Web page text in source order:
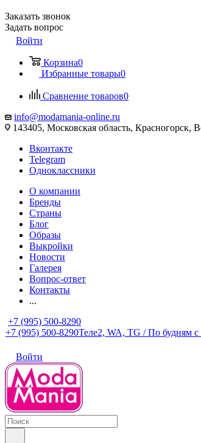
Заказать звонок
Задать вопрос
Войти
Корзина0
Избранные товары0
Сравнение товаров0
info@modamania-online.ru
143405, Московская область, Красногорск,
Вконтакте
Telegram
Одноклассники
О компании
Бренды
Страны
Блог
Образы
Выкройки
Новости
Галерея
Вопрос-ответ
Контакты
...
+7 (995) 500-8290
+7 (995) 500-8290Теле2, WA, TG / По будням c
Войти